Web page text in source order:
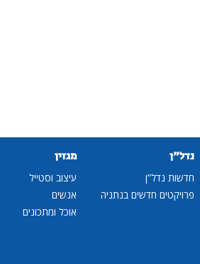
נדל"ן
חדשות נדל"ן
פרויקטים חדשים בנתניה
מגזין
עיצוב וסטייל
אנשים
אוכל ומתכונים